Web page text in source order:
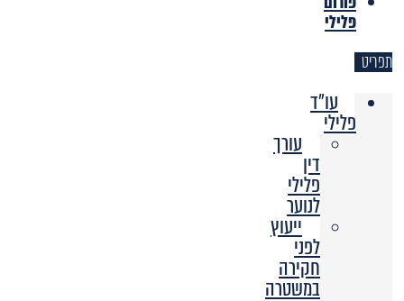
פלילי
תפריט
עו"ד
פלילי
עורך
דין
פלילי
לנוער
ייעוץ
לפני
חקירה
במשטרה